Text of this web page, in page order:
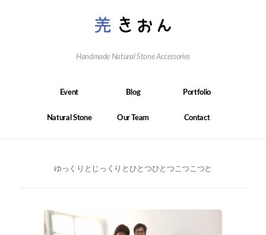
Handmade Natural Stone Accessories
Event Blog Portfolio
Natural Stone Our Team Contact
ゆっくりとじっくりとひとつひとつこつこつと